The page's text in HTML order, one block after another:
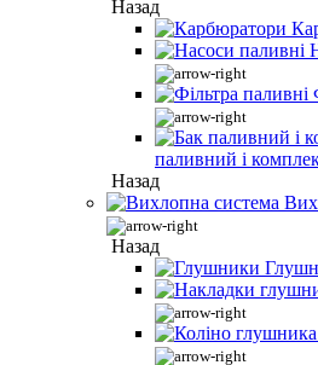
Назад
паливний і
Назад
Назад